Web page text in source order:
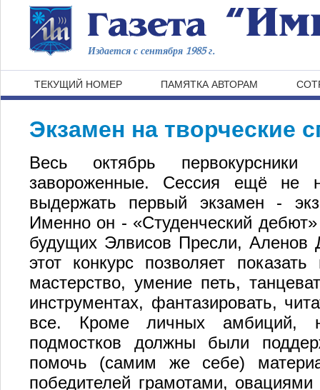
Издается с сентября 1985 г.
ТЕКУЩИЙ НОМЕР ПАМЯТКА АВТОРАМ
Экзамен на творческие
Весь октябрь
завороженные. Сессия ещё не
выдержать первый экзамен -
Именно он - «Студенческий
будущих Элвисов Пресли, Аленов
этот конкурс позволяет
мастерство, умение петь,
инструментах, фантазировать,
все. Кроме личных амбиций,
подмостков должны были
помочь (самим же себе)
победителей грамотами,